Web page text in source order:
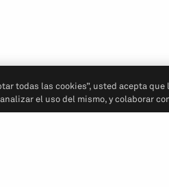
todas las cookies”, usted acepta
el uso del mismo, y colaborar